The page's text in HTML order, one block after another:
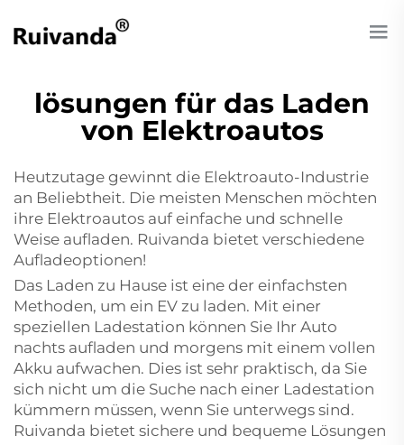
lösungen für das Laden
von Elektroautos
Heutzutage gewinnt die Elektroauto-Industrie
an Beliebtheit. Die meisten Menschen möchten
ihre Elektroautos auf einfache und schnelle
Weise aufladen. Ruivanda bietet verschiedene
Aufladeoptionen!
Das Laden zu Hause ist eine der einfachsten
Methoden, um ein EV zu laden. Mit einer
speziellen Ladestation können Sie Ihr Auto
nachts aufladen und morgens mit einem vollen
Akku aufwachen. Dies ist sehr praktisch, da Sie
sich nicht um die Suche nach einer Ladestation
kümmern müssen, wenn Sie unterwegs sind.
Ruivanda bietet sichere und bequeme Lösungen